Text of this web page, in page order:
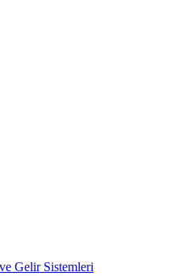
Gelir Sistemleri